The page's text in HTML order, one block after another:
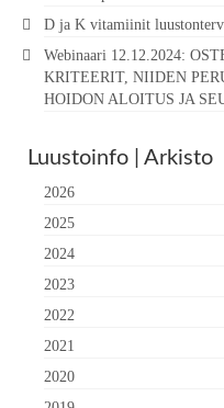
D ja K vitamiinit
Webinaari 12.12.2024:
KRITEERIT, NIIDEN
HOIDON ALOITUS JA
Luustoinfo | Arkisto
2026
2025
2024
2023
2022
2021
2020